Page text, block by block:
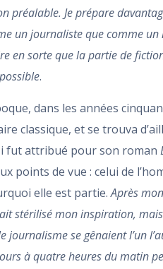
préalable. Je prépare
un journaliste que comme un
en sorte que la partie de
.
dans les années
classique, et se trouva
fut attribué pour son roman
points de vue : celui de
elle est partie.Après
stérilisé mon inspiration,
journalisme se gênaient l’un
à quatre heures du matin